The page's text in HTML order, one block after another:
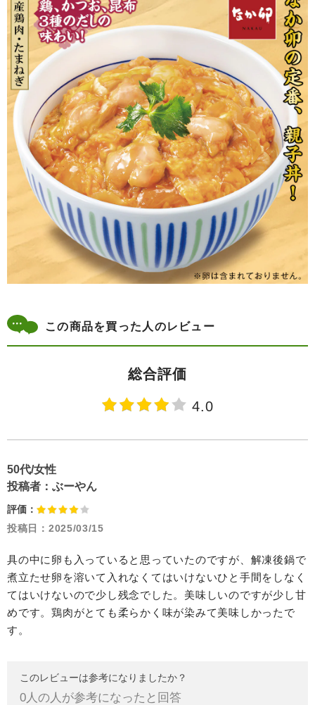
この商品を買った人のレビュー
総合評価
4.0
50代/女性
投稿者： ぶーやん
評価：
投稿日： 2025/03/15
具の中に卵も入っていると思っていたのですが、解凍後鍋で
煮立たせ卵を溶いて入れなくてはいけないひと手間をしなく
てはいけないので少し残念でした。美味しいのですが少し甘
めです。鶏肉がとても柔らかく味が染みて美味しかったで
す。
このレビューは参考になりましたか？
0人の人が参考になったと回答